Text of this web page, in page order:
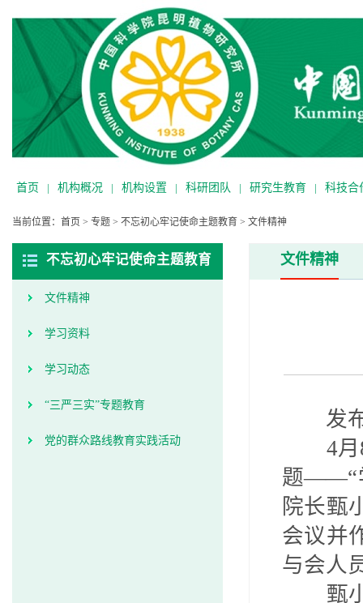
首页 | 机构概况 | 机构设置 | 科研团队 | 研究生教育 | 科技合
当前位置： 首页 > 专题 > 不忘初心牢记使命主题教育 > 文件精神
不忘初心牢记使命主题教育
文件精神
学习资料
学习动态
“三严三实”专题教育
党的群众路线教育实践活动
文件精神
发
4月
题——“
院长甄
会议并
与会人
甄